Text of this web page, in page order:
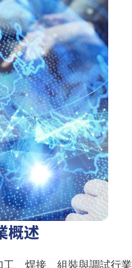
概述
、焊接、組裝與調試行業